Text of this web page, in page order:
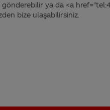
gönderebilir ya da <a
bize ulaşabilirsiniz.